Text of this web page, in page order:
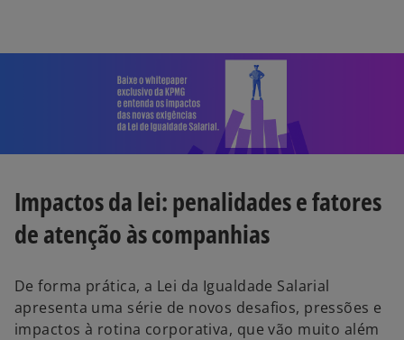
Impactos da lei: penalidades e fatores
de atenção às companhias
De forma prática, a Lei da Igualdade Salarial
apresenta uma série de novos desafios, pressões e
impactos à rotina corporativa, que vão muito além